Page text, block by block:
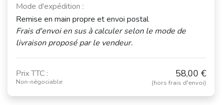
Voir moins de véhicules
Mode d'expédition :
Remise en main propre et envoi postal
Frais d'envoi en sus à calculer selon le mode de
livraison proposé par le vendeur.
Prix TTC :
Non-négociable
58,00 €
(hors frais d'envoi)